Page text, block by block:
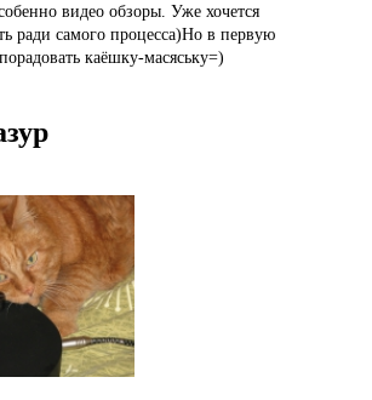
видео обзоры. Уже хочется
ради самого процесса)Но в первую
каёшку-масяську=)